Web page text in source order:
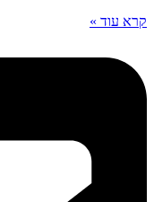
קרא עוד »